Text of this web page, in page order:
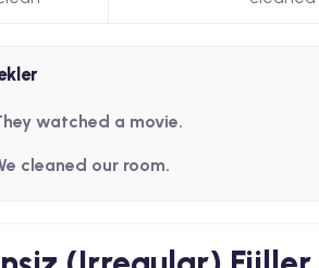
watched a movie.
cleaned our room.